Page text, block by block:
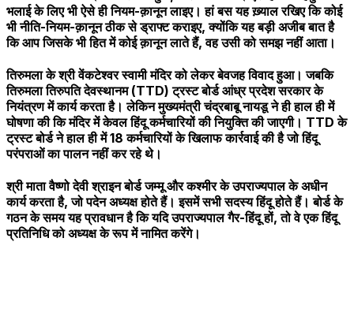
भलाई के लिए भी ऐसे ही नियम-क़ानून लाइए। हां बस यह ख़्याल रखिए कि कोई
भी नीति-नियम-क़ानून ठीक से ड्राफ्ट कराइए, क्योंकि यह बड़ी अजीब बात है
कि आप जिसके भी हित में कोई क़ानून लाते हैं, वह उसी को समझ नहीं आता।
तिरुमला के श्री वेंकटेश्वर स्वामी मंदिर को लेकर बेवजह विवाद हुआ। जबकि
तिरुमला तिरुपति देवस्थानम (TTD) ट्रस्ट बोर्ड आंध्र प्रदेश सरकार के
नियंत्रण में कार्य करता है। लेकिन मुख्यमंत्री चंद्रबाबू नायडू ने ही हाल ही में
घोषणा की कि मंदिर में केवल हिंदू कर्मचारियों की नियुक्ति की जाएगी। TTD के
ट्रस्ट बोर्ड ने हाल ही में 18 कर्मचारियों के खिलाफ कार्रवाई की है जो हिंदू
परंपराओं का पालन नहीं कर रहे थे।
श्री माता वैष्णो देवी श्राइन बोर्ड जम्मू और कश्मीर के उपराज्यपाल के अधीन
कार्य करता है, जो पदेन अध्यक्ष होते हैं। इसमें सभी सदस्य हिंदू होते हैं। बोर्ड के
गठन के समय यह प्रावधान है कि यदि उपराज्यपाल गैर-हिंदू हों, तो वे एक हिंदू
प्रतिनिधि को अध्यक्ष के रूप में नामित करेंगे।